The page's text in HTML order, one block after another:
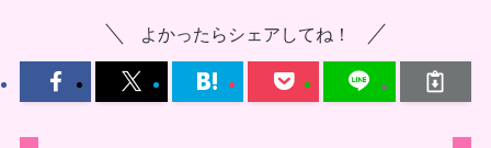
よかったらシェアしてね！